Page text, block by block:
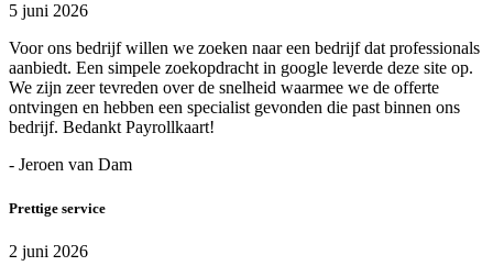
5 juni 2026
Voor ons bedrijf willen we zoeken naar een bedrijf dat professionals
aanbiedt. Een simpele zoekopdracht in google leverde deze site op.
We zijn zeer tevreden over de snelheid waarmee we de offerte
ontvingen en hebben een specialist gevonden die past binnen ons
bedrijf. Bedankt Payrollkaart!
- Jeroen van Dam
Prettige service
2 juni 2026